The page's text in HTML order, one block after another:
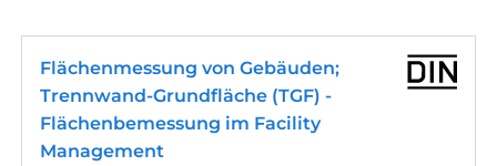
Flächenmessung von Gebäuden;
Trennwand-Grundfläche (TGF) -
Flächenbemessung im Facility
Management